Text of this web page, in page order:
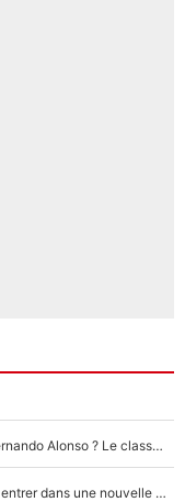
Max Verstappen, Lewis Hamilton… et bientôt Fernando Alonso ? Le classement des pilotes les mieux payés en Formule 1 risque de changer !
F1 - Alpine signe un accord «impensable» et va entrer dans une nouvelle dimension : Grande nouvelle pour Pierre Gasly !